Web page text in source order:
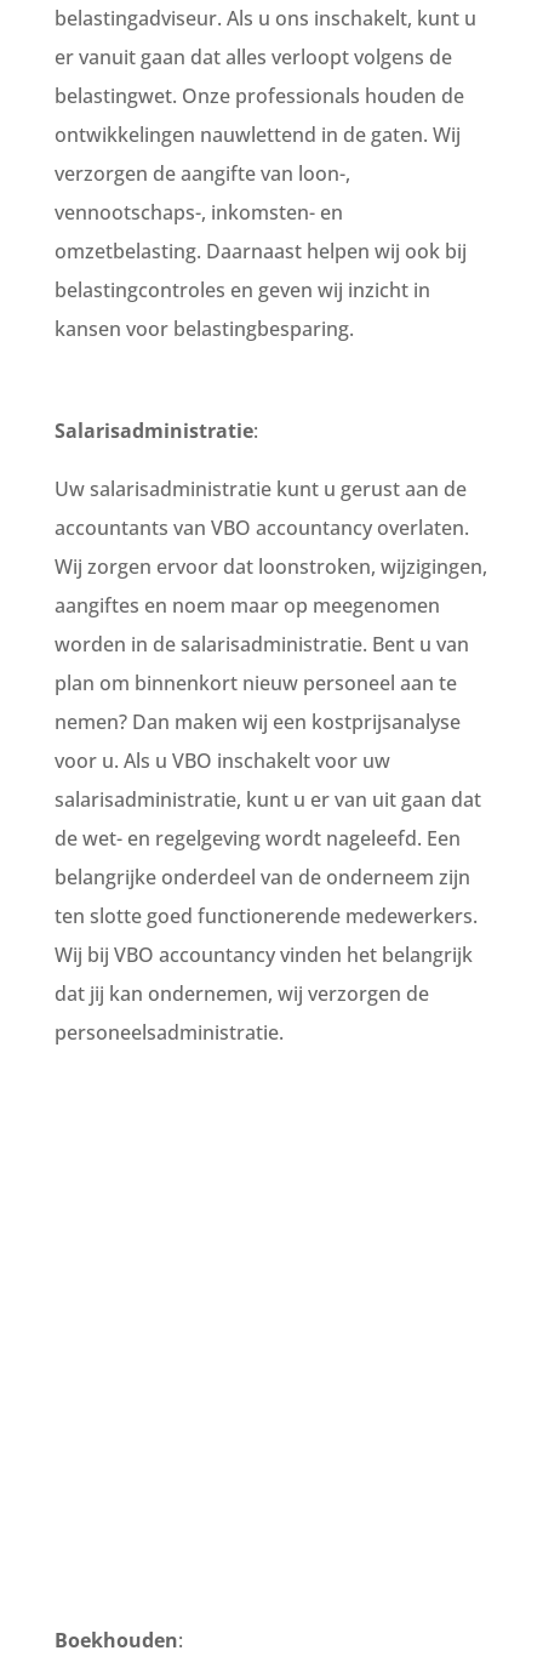
belastingadviseur. Als u ons inschakelt, kunt u
er vanuit gaan dat alles verloopt volgens de
belastingwet. Onze professionals houden de
ontwikkelingen nauwlettend in de gaten. Wij
verzorgen de aangifte van loon-,
vennootschaps-, inkomsten- en
omzetbelasting. Daarnaast helpen wij ook bij
belastingcontroles en geven wij inzicht in
kansen voor belastingbesparing.
Salarisadministratie:
Uw salarisadministratie kunt u gerust aan de
accountants van VBO accountancy overlaten.
Wij zorgen ervoor dat loonstroken, wijzigingen,
aangiftes en noem maar op meegenomen
worden in de salarisadministratie. Bent u van
plan om binnenkort nieuw personeel aan te
nemen? Dan maken wij een kostprijsanalyse
voor u. Als u VBO inschakelt voor uw
salarisadministratie, kunt u er van uit gaan dat
de wet- en regelgeving wordt nageleefd. Een
belangrijke onderdeel van de onderneem zijn
ten slotte goed functionerende medewerkers.
Wij bij VBO accountancy vinden het belangrijk
dat jij kan ondernemen, wij verzorgen de
personeelsadministratie.
Boekhouden: